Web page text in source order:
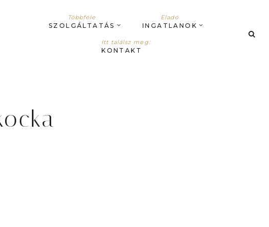
Többféle
SZOLGÁLTATÁS
Eladó
INGATLANOK
Itt találsz meg:
KONTAKT